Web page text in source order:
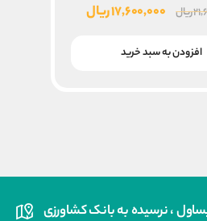
ریال
قیمت
۱۷,۶۰۰,۰۰۰ریالقیمت
افزودن به سبد خرید
یساول ، نرسیده به بانک کشاورزی